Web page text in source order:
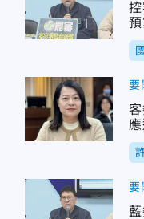
要
要